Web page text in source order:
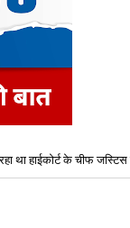
विज्ञापन जारी